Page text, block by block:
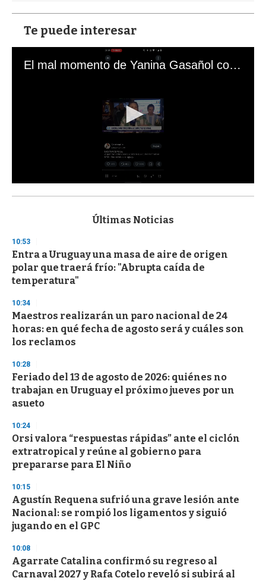
Te puede interesar
El mal momento de Yanina Gasañol con un hincha argentino en "Subrayado"
s
d
s
o
f
3
s
e
c
o
n
Últimas Noticias
10:53
Entra a Uruguay una masa de aire de origen
polar que traerá frío: "Abrupta caída de
temperatura"
10:34
Maestros realizarán un paro nacional de 24
horas: en qué fecha de agosto será y cuáles son
los reclamos
10:28
Feriado del 13 de agosto de 2026: quiénes no
trabajan en Uruguay el próximo jueves por un
asueto
10:24
Orsi valora “respuestas rápidas” ante el ciclón
extratropical y reúne al gobierno para
prepararse para El Niño
10:15
Agustín Requena sufrió una grave lesión ante
Nacional: se rompió los ligamentos y siguió
jugando en el GPC
10:08
Agarrate Catalina confirmó su regreso al
Carnaval 2027 y Rafa Cotelo reveló si subirá al